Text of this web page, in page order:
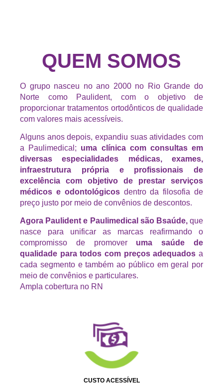
QUEM SOMOS
O grupo nasceu no ano 2000 no Rio Grande do
Norte como Paulident, com o objetivo de
proporcionar tratamentos ortodônticos de qualidade
com valores mais acessíveis.
Alguns anos depois, expandiu suas atividades com
a Paulimedical; uma clínica com consultas em
diversas especialidades médicas, exames,
infraestrutura própria e profissionais de
excelência com objetivo de prestar serviços
médicos e odontológicosdentro da filosofia de
preço justo por meio de convênios de descontos.
Agora Paulident e Paulimedical são Bsaúde,que
nasce para unificar as marcas reafirmando o
compromisso de promover uma saúde de
qualidade para todos com preços adequados a
cada segmento e também ao público em geral por
meio de convênios e particulares.
Ampla cobertura no RN
CUSTO ACESSÍVEL